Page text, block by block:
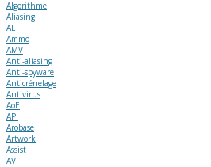
Algorithme
Aliasing
ALT
Ammo
AMV
Anti-aliasing
Anti-spyware
Anticrénelage
Antivirus
AoE
API
Arobase
Artwork
Assist
AVI